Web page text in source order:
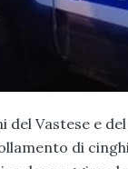
Vastese e
di